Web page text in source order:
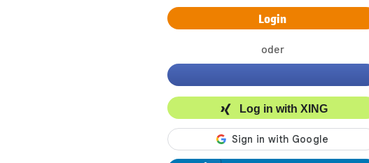
oder
Log in with XING